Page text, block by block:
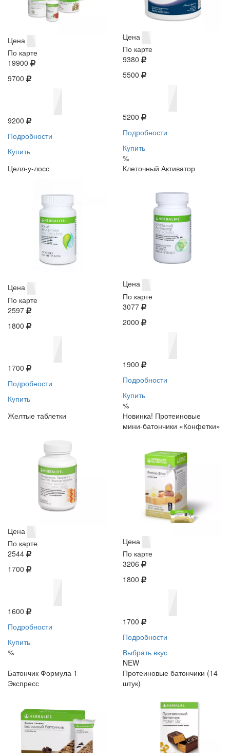
Цена
По карте
19900
9700
9200
Подробности
Купить
Цена
По карте
9380
5500
5200
Подробности
Купить
%
Целл-у-лосс
Цена
По карте
2597
1800
1700
Подробности
Купить
Клеточный Активатор
Цена
По карте
3077
2000
1900
Подробности
Купить
%
Желтые таблетки
Цена
По карте
2544
1700
1600
Подробности
Купить
%
Новинка! Протеиновые
мини-батончики «Конфетки»
Цена
По карте
3206
1800
1700
Подробности
Выбрать вкус
NEW
Батончик Формула 1
Экспресс
Протеиновые батончики (14
штук)